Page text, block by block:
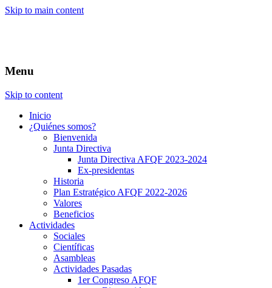
Skip to main content
Menu
Skip to content
Inicio
¿Quiénes somos?
Bienvenida
Junta Directiva
Junta Directiva AFQF 2023-2024
Ex-presidentas
Historia
Plan Estratégico AFQF 2022-2026
Valores
Beneficios
Actividades
Sociales
Científicas
Asambleas
Actividades Pasadas
1er Congreso AFQF